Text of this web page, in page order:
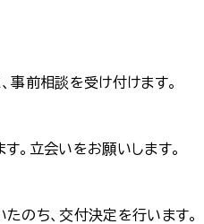
事前相談を受け付けます。
。立会いをお願いします。
のち、交付決定を行います。